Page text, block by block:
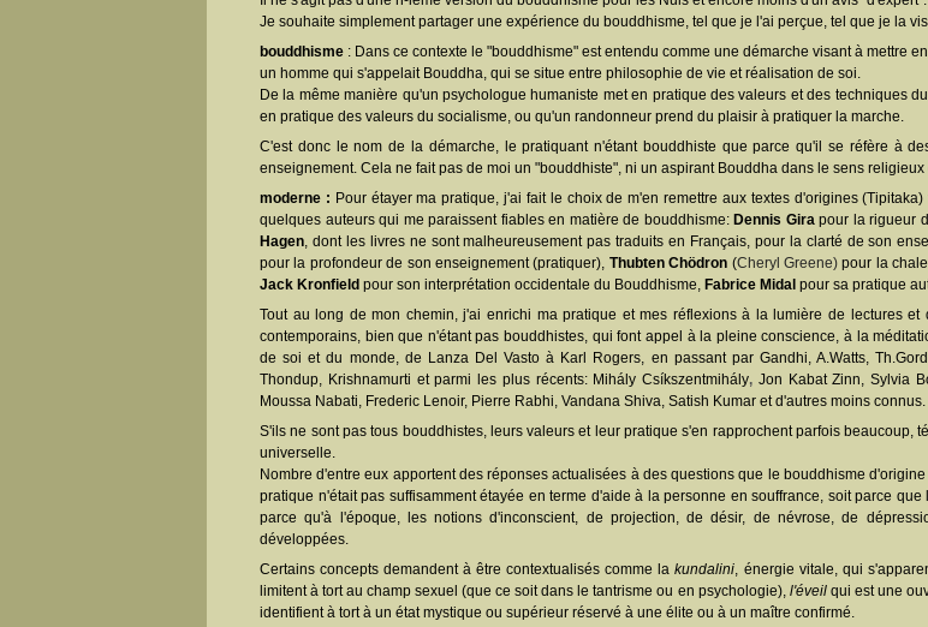
Je souhaite simplement partager une expérience du bouddhisme, tel que je l'ai perçue, tel que je la
bouddhisme : Dans ce contexte le "bouddhisme" est entendu comme une démarche visant à mettre
un homme qui s'appelait Bouddha, qui se situe entre philosophie de vie et réalisation de soi.
De la même manière qu'un psychologue humaniste met en pratique des valeurs et des techniques
en pratique des valeurs du socialisme, ou qu'un randonneur prend du plaisir à pratiquer la marche.
C'est donc le nom de la démarche, le pratiquant n'étant bouddhiste que parce qu'il se réfère à
enseignement. Cela ne fait pas de moi un "bouddhiste", ni un aspirant Bouddha dans le sens
moderne : Pour étayer ma pratique, j'ai fait le choix de m'en remettre aux textes d'origines
quelques auteurs qui me paraissent fiables en matière de bouddhisme: Dennis Girapour la rigueur
Hagen, dont les livres ne sont malheureusement pas traduits en Français, pour la clarté de son
pour la profondeur de son enseignement (pratiquer), Thubten Chödron (Cheryl Greene)pour la
Jack Kronfield pour son interprétation occidentale du Bouddhisme, Fabrice Midal pour sa pratique
Tout au long de mon chemin, j'ai enrichi ma pratique et mes réflexions à la lumière de lectures et
contemporains, bien que n'étant pas bouddhistes, qui font appel à la pleine conscience, à la
de soi et du monde, de Lanza Del Vasto à Karl Rogers, en passant par Gandhi, A.Watts,
Thondup, Krishnamurti et parmi les plus récents: Mihály Csíkszentmihály, Jon Kabat Zinn, Sylvia
Moussa Nabati, Frederic Lenoir, Pierre Rabhi, Vandana Shiva, Satish Kumar et d'autres moins connus.
S'ils ne sont pas tous bouddhistes, leurs valeurs et leur pratique s'en rapprochent parfois beaucoup,
universelle.
Nombre d'entre eux apportent des réponses actualisées à des questions que le bouddhisme
pratique n'était pas suffisamment étayée en terme d'aide à la personne en souffrance, soit parce
parce qu'à l'époque, les notions d'inconscient, de projection, de désir, de névrose, de
développées.
Certains concepts demandent à être contextualisés comme lakundalini, énergie vitale, qui
limitent à tort au champ sexuel (que ce soit dans le tantrisme ou en psychologie), l'éveilqui est une
identifient à tort à un état mystique ou supérieur réservé à une élite ou à un maître confirmé.